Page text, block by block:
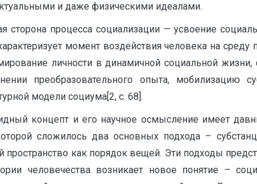
и даже физическими идеалами.
сторона процесса социализации — усвоение
момент воздействия человека на
личности в динамичной социальной жизни,
преобразовательного опыта, мобилизацию
модели социума[2, с. 68].
концепт и его научное осмысление имеет
сложилось два основных подхода –
как порядок вещей. Эти подходы
человечества возникает новое понятие –